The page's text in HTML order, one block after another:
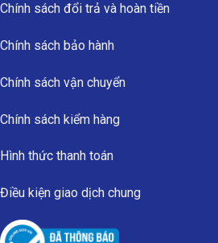
Chính sách đổi trả và hoàn tiền
Chính sách bảo hành
Chính sách vận chuyển
Chính sách kiểm hàng
Hình thức thanh toán
Điều kiện giao dịch chung